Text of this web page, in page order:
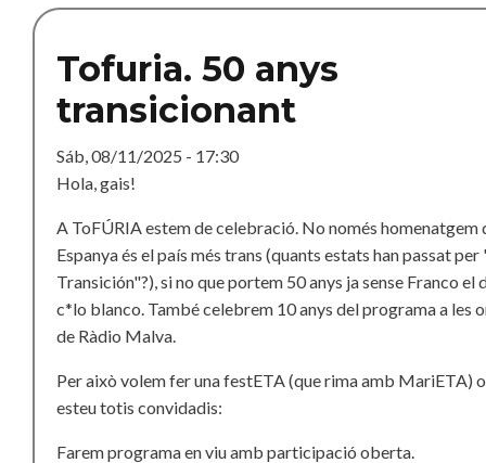
Tofuria. 50 anys
transicionant
Sáb, 08/11/2025 - 17:30
Hola, gais!
A ToFÚRIA estem de celebració. No només homenatgem
Espanya és el país més trans (quants estats han passat per
Transición"?), si no que portem 50 anys ja sense Franco el
c*lo blanco. També celebrem 10 anys del programa a les
de Ràdio Malva.
Per això volem fer una festETA (que rima amb MariETA)
esteu totis convidadis:
Farem programa en viu amb participació oberta.